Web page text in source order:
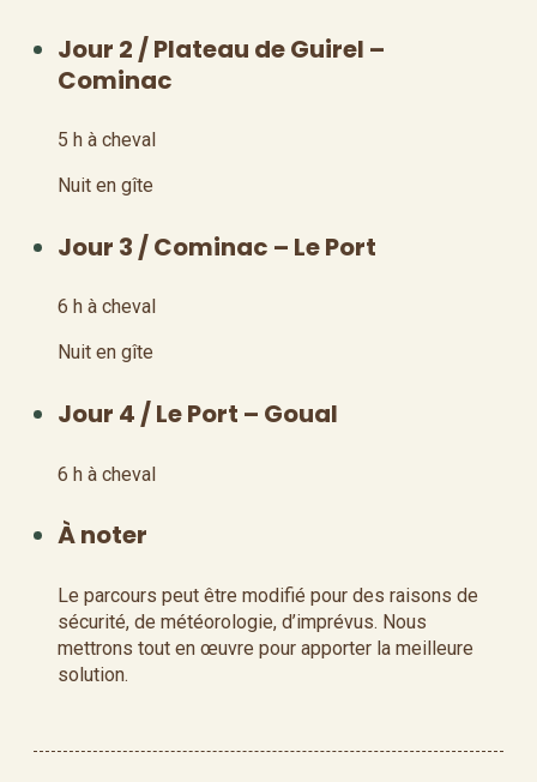
Jour 2 / Plateau de Guirel –
Cominac
5 h à cheval
Nuit en gîte
Jour 3 / Cominac – Le Port
6 h à cheval
Nuit en gîte
Jour 4 / Le Port – Goual
6 h à cheval
À noter
Le parcours peut être modifié pour des raisons de
sécurité, de météorologie, d’imprévus. Nous
mettrons tout en œuvre pour apporter la meilleure
solution.